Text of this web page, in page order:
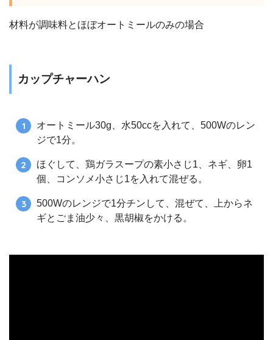
材料が調味料とほぼオートミールのみの場合
カップチャーハン
オートミール30g、水50ccを入れて、500Wのレン
ジで1分。
ほぐして、鶏ガラスープの素小さじ1、ネギ、卵1
個、コンソメ小さじ1を入れて混ぜる。
500Wのレンジで1分チンして、混ぜて、上からネ
ギとごま油少々、黒胡椒をかける。